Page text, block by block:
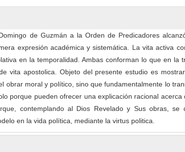
de Guzmán a la Orden de Predicadores
expresión académica y sistemática. La vita activa
en la temporalidad. Ambas conforman lo que en la
vita apostolica. Objeto del presente estudio es
obrar moral y político, sino que fundamentalmente lo
porque pueden ofrecer una explicación racional acerca
contemplando al Dios Revelado y Sus obras, se
en la vida política, mediante la virtus politica.